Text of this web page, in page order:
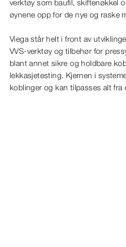
verktøy som baufil, skiftenøkkel
øynene opp for de nye og raske
Viega står helt i front av
VVS-verktøy og tilbehør for
blant annet sikre og holdbare
lekkasjetesting. Kjernen i
koblinger og kan tilpasses alt